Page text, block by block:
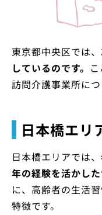
東京都中央区では、
しているのです。
訪問介護事業所につ
日本橋エリ
日本橋エリアでは、
年の経験を活かし
に、高齢者の生活
特徴です。